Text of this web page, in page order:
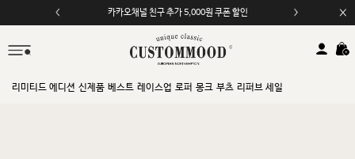
카카오채널 친구 추가 5,000원 쿠폰 할인
모바일 앱 자동 2,000원 할인
리미티드 에디션 신제품 베스트 레이스업 로퍼 몽크 부츠 리퍼브 세일